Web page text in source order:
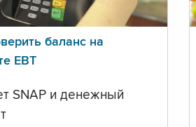
баланс на
ЕВТ
SNAP и денежный